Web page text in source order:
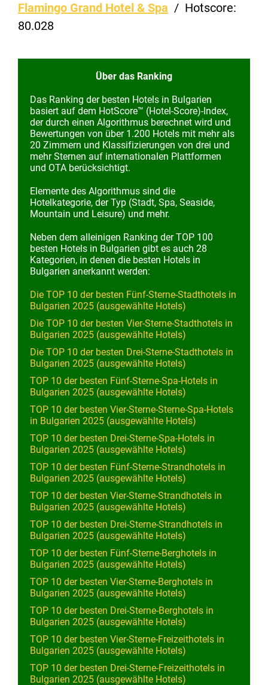
Flamingo Grand Hotel & Spa / Hotscore:
80.028
Über das Ranking
Das Ranking der besten Hotels in Bulgarien
basiert auf dem HotScore™ (Hotel-Score)-Index,
der durch einen Algorithmus berechnet wird und
Bewertungen von über 1.200 Hotels mit mehr als
20 Zimmern und Klassifizierungen von drei und
mehr Sternen auf internationalen Plattformen
und OTA berücksichtigt.
Elemente des Algorithmus sind die
Hotelkategorie, der Typ (Stadt, Spa, Seaside,
Mountain und Leisure) und mehr.
Neben dem alleinigen Ranking der TOP 100
besten Hotels in Bulgarien gibt es auch 28
Kategorien, in denen die besten Hotels in
Bulgarien anerkannt werden:
Die TOP 10 der besten Fünf-Sterne-Stadthotels in
Bulgarien 2025 (ausgewählte Hotels)
Die TOP 10 der besten Vier-Sterne-Stadthotels in
Bulgarien 2025 (ausgewählte Hotels)
Die TOP 10 der besten Drei-Sterne-Stadthotels in
Bulgarien 2025 (ausgewählte Hotels)
TOP 10 der besten Fünf-Sterne-Spa-Hotels in
Bulgarien 2025 (ausgewählte Hotels)
TOP 10 der besten Vier-Sterne-Sterne-Spa-Hotels
in Bulgarien 2025 (ausgewählte Hotels)
TOP 10 der besten Drei-Sterne-Spa-Hotels in
Bulgarien 2025 (ausgewählte Hotels)
TOP 10 der besten Fünf-Sterne-Strandhotels in
Bulgarien 2025 (ausgewählte Hotels)
TOP 10 der besten Vier-Sterne-Strandhotels in
Bulgarien 2025 (ausgewählte Hotels)
TOP 10 der besten Drei-Sterne-Strandhotels in
Bulgarien 2025 (ausgewählte Hotels)
TOP 10 der besten Fünf-Sterne-Berghotels in
Bulgarien 2025 (ausgewählte Hotels)
TOP 10 der besten Vier-Sterne-Berghotels in
Bulgarien 2025 (ausgewählte Hotels)
TOP 10 der besten Drei-Sterne-Berghotels in
Bulgarien 2025 (ausgewählte Hotels)
TOP 10 der besten Vier-Sterne-Freizeithotels in
Bulgarien 2025 (ausgewählte Hotels)
TOP 10 der besten Drei-Sterne-Freizeithotels in
Bulgarien 2025 (ausgewählte Hotels)